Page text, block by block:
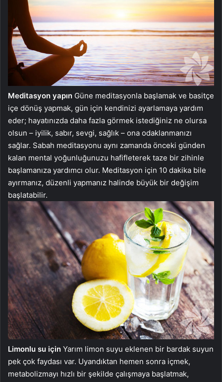
Meditasyon yapın Güne meditasyonla başlamak ve basitçe
içe dönüş yapmak, gün için kendinizi ayarlamaya yardım
eder; hayatınızda daha fazla görmek istediğiniz ne olursa
olsun – iyilik, sabır, sevgi, sağlık – ona odaklanmanızı
sağlar. Sabah meditasyonu aynı zamanda önceki günden
kalan mental yoğunluğunuzu hafifleterek taze bir zihinle
başlamanıza yardımcı olur. Meditasyon için 10 dakika bile
ayırmanız, düzenli yapmanız halinde büyük bir değişim
başlatabilir.
Limonlu su için Yarım limon suyu eklenen bir bardak suyun
pek çok faydası var. Uyandıktan hemen sonra içmek,
metabolizmayı hızlı bir şekilde çalışmaya başlatmak,